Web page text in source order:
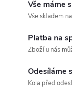
Vše máme
Vše skladem
Platba na
Zboží u nás
Odesíláme
Kola před